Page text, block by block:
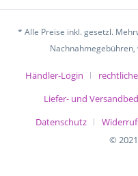
* Alle Preise inkl. gesetzl.
Händler-Login
Liefer- und
Datenschutz
©